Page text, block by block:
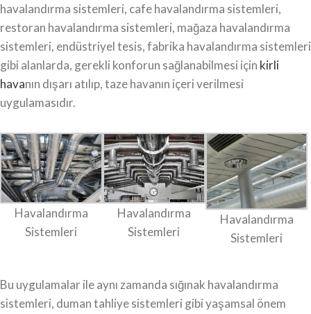
havalandırma sistemleri, cafe havalandırma sistemleri,
restoran havalandırma sistemleri, mağaza havalandırma
sistemleri, endüstriyel tesis, fabrika havalandırma sistemleri
gibi alanlarda, gerekli konforun sağlanabilmesi için kirli
havanın dışarı atılıp, taze havanın içeri verilmesi
uygulamasıdır.
Havalandırma
Sistemleri
Havalandırma
Sistemleri
Havalandırma
Sistemleri
Bu uygulamalar ile aynı zamanda sığınak havalandırma
sistemleri, duman tahliye sistemleri gibi yaşamsal önem